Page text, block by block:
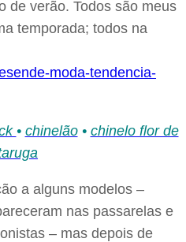
de verão. Todos são meus
temporada; todos na
• chinelão• chinelo flor de
a alguns modelos –
nas passarelas e
– mas depois de